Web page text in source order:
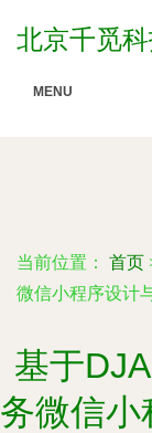
北京千觅
MENU
当前位置： 首页
微信小程序设计
基于
务微信